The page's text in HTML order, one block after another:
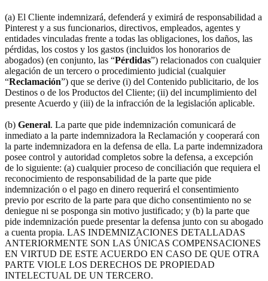
(a) El Cliente indemnizará, defenderá y eximirá de responsabilidad a
Pinterest y a sus funcionarios, directivos, empleados, agentes y
entidades vinculadas frente a todas las obligaciones, los daños, las
pérdidas, los costos y los gastos (incluidos los honorarios de
abogados) (en conjunto, las “Pérdidas”) relacionados con cualquier
alegación de un tercero o procedimiento judicial (cualquier
“Reclamación”) que se derive (i) del Contenido publicitario, de los
Destinos o de los Productos del Cliente; (ii) del incumplimiento del
presente Acuerdo y (iii) de la infracción de la legislación aplicable.
(b) General. La parte que pide indemnización comunicará de
inmediato a la parte indemnizadora la Reclamación y cooperará con
la parte indemnizadora en la defensa de ella. La parte indemnizadora
posee control y autoridad completos sobre la defensa, a excepción
de lo siguiente: (a) cualquier proceso de conciliación que requiera el
reconocimiento de responsabilidad de la parte que pide
indemnización o el pago en dinero requerirá el consentimiento
previo por escrito de la parte para que dicho consentimiento no se
deniegue ni se posponga sin motivo justificado; y (b) la parte que
pide indemnización puede presentar la defensa junto con su abogado
a cuenta propia. LAS INDEMNIZACIONES DETALLADAS
ANTERIORMENTE SON LAS ÚNICAS COMPENSACIONES
EN VIRTUD DE ESTE ACUERDO EN CASO DE QUE OTRA
PARTE VIOLE LOS DERECHOS DE PROPIEDAD
INTELECTUAL DE UN TERCERO.